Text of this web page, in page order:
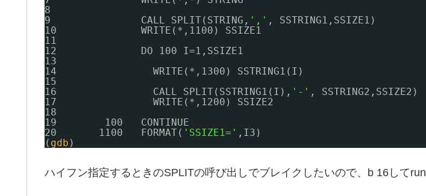
8
9               CALL SPLIT(STRING, ',' , SSTRING1,SSIZE1)
10              WRITE(*,1100) SSIZE1
11
12              DO 100 I=1,SSIZE1
13
14                WRITE(*,1300) SSTRING1(I)
15
16                CALL SPLIT(SSTRING1(I), '-' , SSTRING2,SSIZE2)
17                WRITE(*,1200) SSIZE2
18
19        100   CONTINUE
20       1100   FORMAT( 'SSIZE1=' ,I3)
( gdb )
ハイフン指定するときのSPLITの呼び出しでブレイクしたいので、b 16してrun